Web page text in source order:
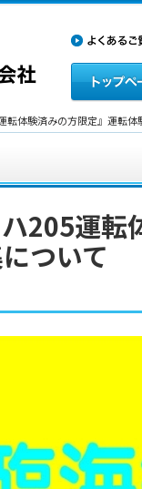
転体験済みの方限定』運転体
205運
ついて